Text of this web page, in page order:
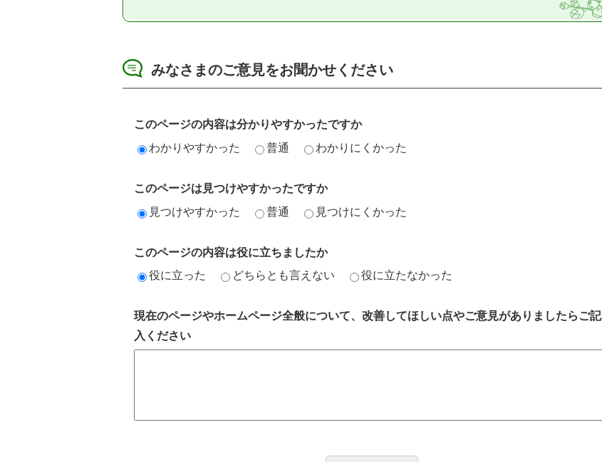
みなさまのご意見をお聞かせください
このページの内容は分かりやすかったですか
わかりやすかった
普通 わかりにくかった
このページは見つけやすかったですか
見つけやすかった
普通 見つけにくかった
このページの内容は役に立ちましたか
役に立った
どちらとも言えない 役に立たなかった
現在のページやホームページ全般について、改善してほしい点やご意見がありましたらご記
入ください